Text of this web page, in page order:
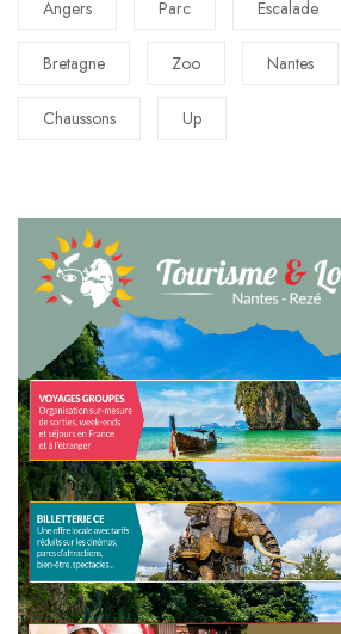
Angers Parc Escalade
Bretagne Zoo Nantes
Chaussons Up